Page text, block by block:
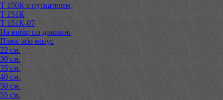
Т 150К с пускателем
Т 151К
Т 151К-07
На вибір по довжині
Плюс або мінус
22 см.
30 см.
35 см.
40 см.
50 см.
55 см.